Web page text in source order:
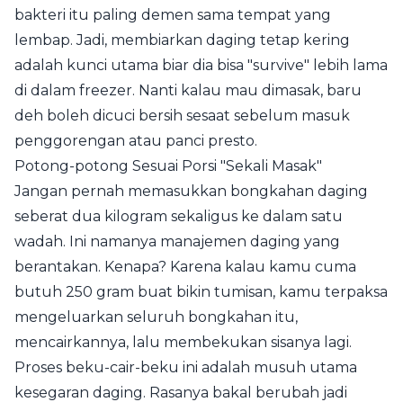
bakteri itu paling demen sama tempat yang
lembap. Jadi, membiarkan daging tetap kering
adalah kunci utama biar dia bisa "survive" lebih lama
di dalam freezer. Nanti kalau mau dimasak, baru
deh boleh dicuci bersih sesaat sebelum masuk
penggorengan atau panci presto.
Potong-potong Sesuai Porsi "Sekali Masak"
Jangan pernah memasukkan bongkahan daging
seberat dua kilogram sekaligus ke dalam satu
wadah. Ini namanya manajemen daging yang
berantakan. Kenapa? Karena kalau kamu cuma
butuh 250 gram buat bikin tumisan, kamu terpaksa
mengeluarkan seluruh bongkahan itu,
mencairkannya, lalu membekukan sisanya lagi.
Proses beku-cair-beku ini adalah musuh utama
kesegaran daging. Rasanya bakal berubah jadi